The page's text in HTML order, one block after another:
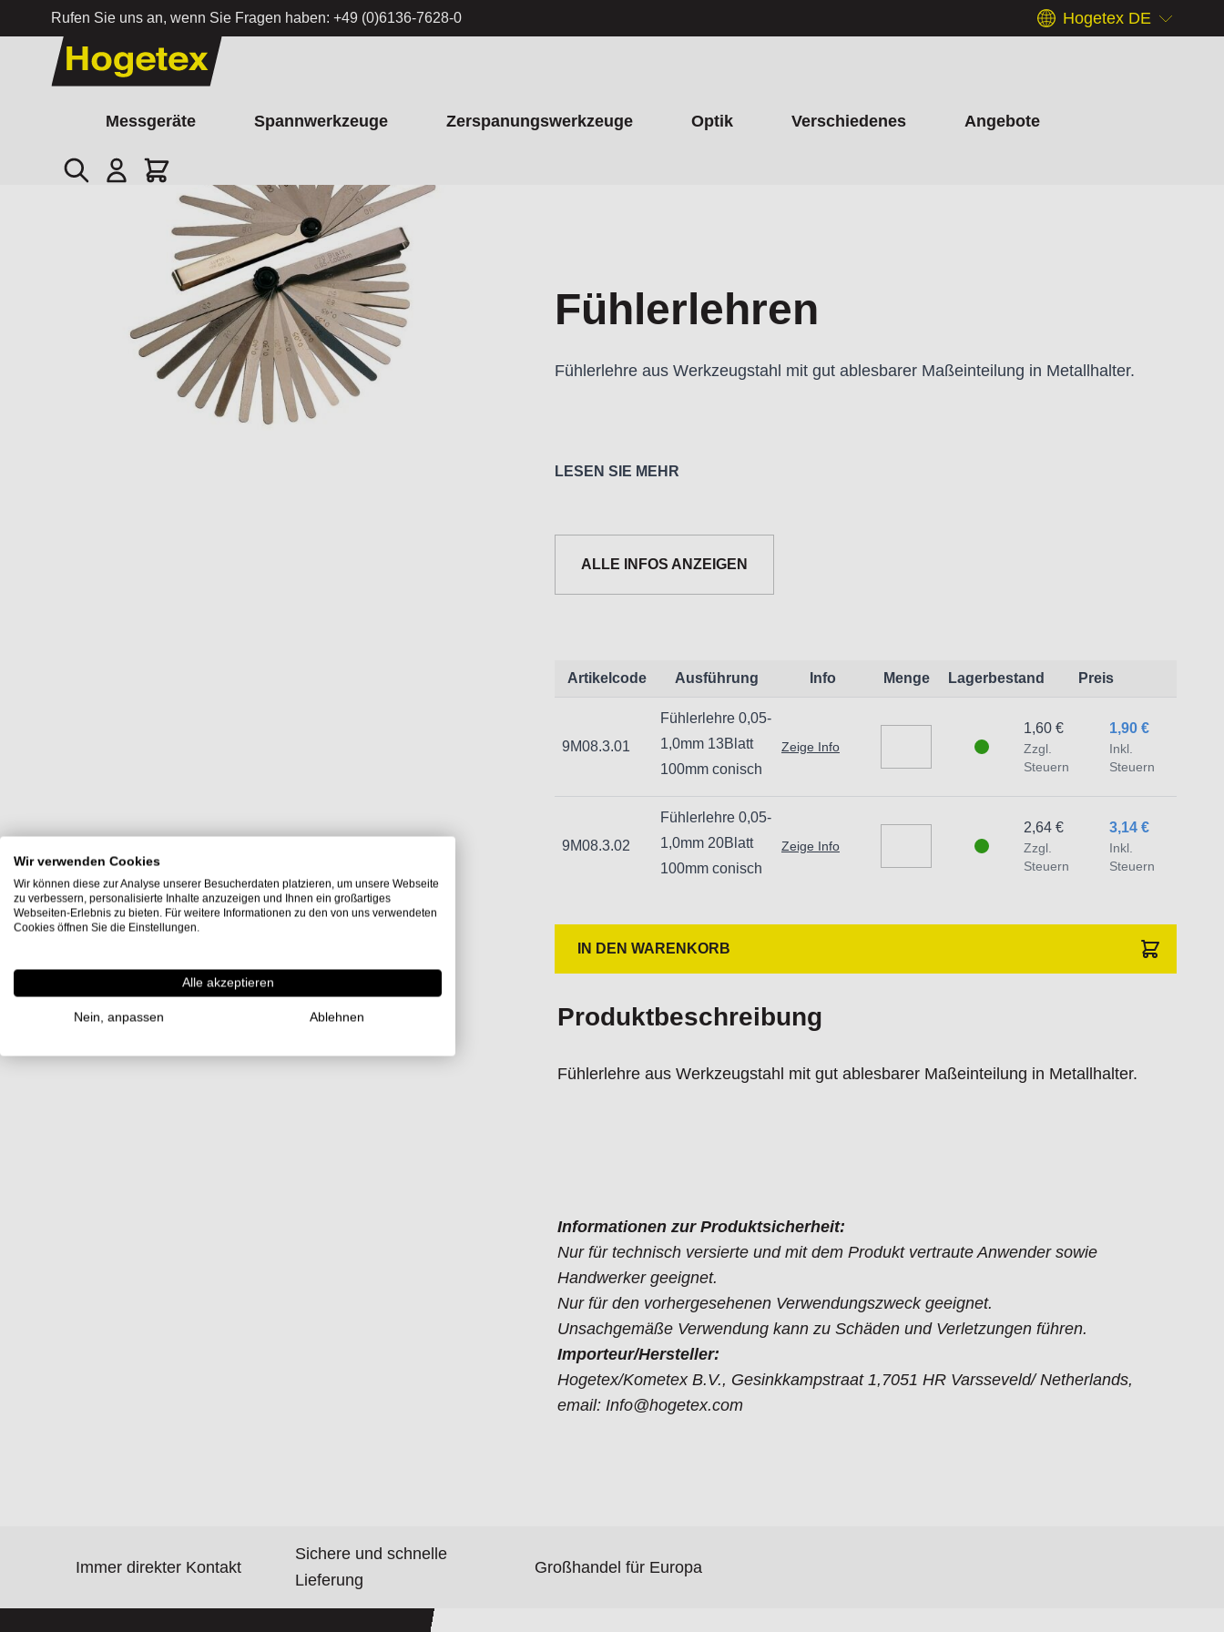
Rufen Sie uns an, wenn Sie Fragen haben: +49 (0)6136-7628-0 Hogetex DE
Zum Inhalt springen
Messgeräte Spannwerkzeuge Zerspanungswerkzeuge Optik Verschiedenes Angebote
Suche Cart
Fühlerlehren
Fühlerlehre aus Werkzeugstahl mit gut ablesbarer Maßeinteilung in Metallhalter.
Handwerker geeignet.
Nur für den vorhergesehenen Verwendungszweck geeignet.
Hogetex/Kometex B.V., Gesinkkampstraat 1,7051 HR Varsseveld/ Netherlands,
LESEN SIE MEHR
ALLE INFOS ANZEIGEN
Artikelcode Ausführung Info Menge Lagerbestand Preis
9M08.3.01
Fühlerlehre 0,05-
1,0mm 13Blatt
100mm conisch
Zeige Info
1,90 €
Inkl.
Steuern
1,60 €
Zzgl.
Steuern
9M08.3.02
Fühlerlehre 0,05-
1,0mm 20Blatt
100mm conisch
Zeige Info
3,14 €
Inkl.
Steuern
2,64 €
Zzgl.
Steuern
IN DEN WARENKORB
Produktbeschreibung
Fühlerlehre aus Werkzeugstahl mit gut ablesbarer Maßeinteilung in Metallhalter.
Informationen zur Produktsicherheit:
Nur für technisch versierte und mit dem Produkt vertraute Anwender sowie
Handwerker geeignet.
Nur für den vorhergesehenen Verwendungszweck geeignet.
Unsachgemäße Verwendung kann zu Schäden und Verletzungen führen.
Importeur/Hersteller:
Hogetex/Kometex B.V., Gesinkkampstraat 1,7051 HR Varsseveld/ Netherlands,
email: Info@hogetex.com
Immer direkter Kontakt
Sichere und schnelle
Lieferung
Großhandel für Europa
Wir verwenden Cookies
Wir können diese zur Analyse unserer Besucherdaten platzieren, um unsere Webseite
zu verbessern, personalisierte Inhalte anzuzeigen und Ihnen ein großartiges
Webseiten-Erlebnis zu bieten. Für weitere Informationen zu den von uns verwendeten
Cookies öffnen Sie die Einstellungen.
Alle akzeptieren
Nein, anpassen Ablehnen